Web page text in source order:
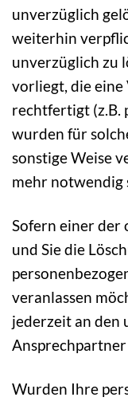
unverzüglich
weiterhin
unverzüglich zu
vorliegt, die
rechtfertigt (z.B.
wurden für
sonstige Weise
mehr notwendig
Sofern einer der
und Sie die
veranlassen
jederzeit an den
Wurden Ihre